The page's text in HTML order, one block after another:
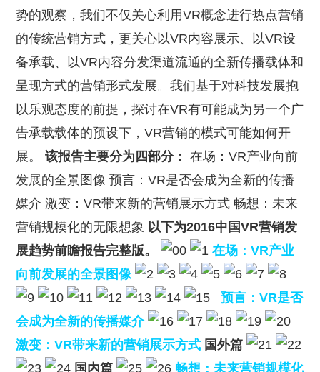
势的观察，我们不仅关心利用VR概念进行热点营销
的传统营销方式，更关心以VR内容展示、以VR设
备承载、以VR内容分发渠道流通的全新传播载体和
呈现方式的营销形式发展。我们基于对科技发展抱
以乐观态度的前提，探讨在VR有可能成为另一个广
告承载载体的预设下，VR营销的模式可能如何开
展。该报告主要分为四部分： 在场：VR产业向前
发展的全景图像 预言：VR是否会成为全新的传播
媒介 激变：VR带来新的营销展示方式 畅想：未来
营销规模化的无限想象 以下为2016中国VR营销发
展趋势前瞻报告完整版。
在场：VR产业
向前发展的全景图像
预言：VR是否
会成为全新的传播媒介
激变：VR带来新的营销展示方式 国外篇
国内篇
畅想：未来营销规模化